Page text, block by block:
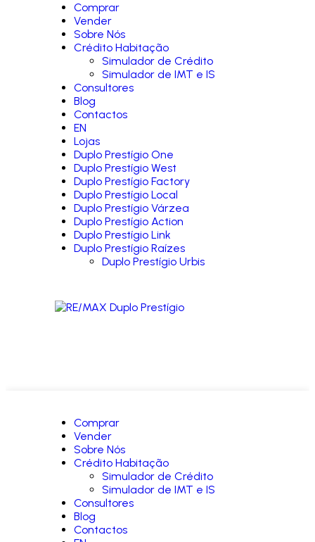
Comprar
Vender
Sobre Nós
Crédito Habitação
Simulador de Crédito
Simulador de IMT e IS
Consultores
Blog
Contactos
EN
Lojas
Duplo Prestígio One
Duplo Prestígio West
Duplo Prestígio Factory
Duplo Prestígio Local
Duplo Prestígio Várzea
Duplo Prestígio Action
Duplo Prestígio Link
Duplo Prestígio Raízes
Duplo Prestígio Urbis
Comprar
Vender
Sobre Nós
Crédito Habitação
Simulador de Crédito
Simulador de IMT e IS
Consultores
Blog
Contactos